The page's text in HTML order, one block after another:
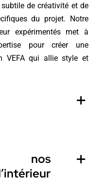
de créativité et de
du projet. Notre
expérimentés met à
pour créer une
VEFA qui allie style et
nos